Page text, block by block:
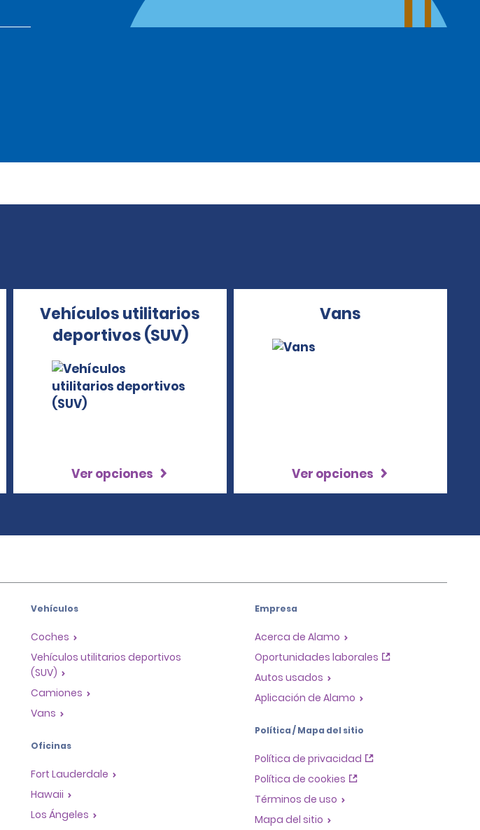
Vehículos utilitarios
deportivos (SUV)
Ver opciones
Vans
Ver opciones
Vehículos
Coches
Vehículos utilitarios deportivos
(SUV)
Camiones
Vans
Oficinas
Fort Lauderdale
Hawaii
Los Ángeles
Empresa
Acerca de Alamo
Oportunidades laborales
Autos usados
Aplicación de Alamo
Política / Mapa del sitio
Política de privacidad
Política de cookies
Términos de uso
Mapa del sitio